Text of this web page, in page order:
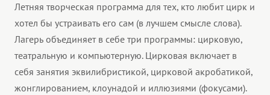
Летняя творческая программа для тех, кто любит цирк и
хотел бы устраивать его сам (в лучшем смысле слова).
Лагерь объединяет в себе три программы: цирковую,
театральную и компьютерную. Цирковая включает в
себя занятия эквилибристикой, цирковой акробатикой,
жонглированием, клоунадой и иллюзиями (фокусами).